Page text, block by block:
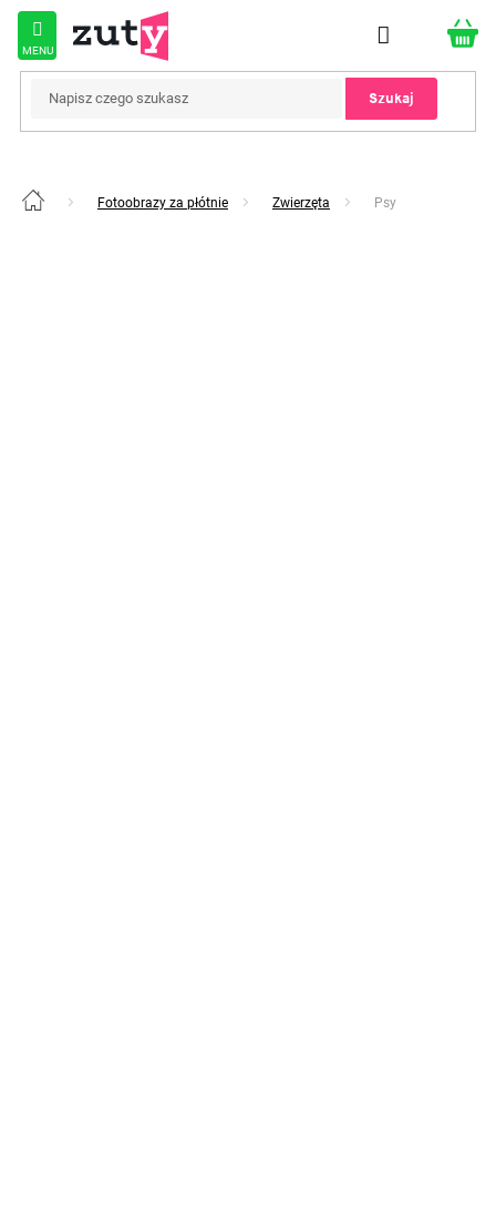
Przejść
treści
Szukaj
Home Fotoobrazy za płótnie Zwierzęta Psy